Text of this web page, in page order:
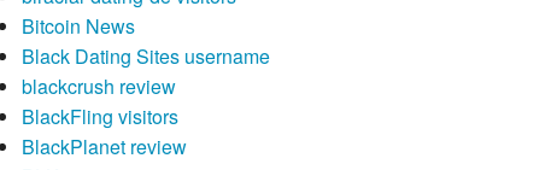
Bitcoin News
Black Dating Sites username
blackcrush review
BlackFling visitors
BlackPlanet review